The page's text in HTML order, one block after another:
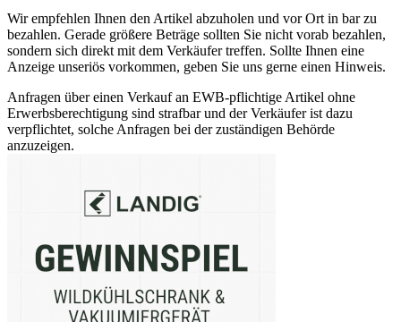
Wir empfehlen Ihnen den Artikel abzuholen und vor Ort in bar zu
bezahlen. Gerade größere Beträge sollten Sie nicht vorab bezahlen,
sondern sich direkt mit dem Verkäufer treffen. Sollte Ihnen eine
Anzeige unseriös vorkommen, geben Sie uns gerne einen Hinweis.
Anfragen über einen Verkauf an EWB-pflichtige Artikel ohne
Erwerbsberechtigung sind strafbar und der Verkäufer ist dazu
verpflichtet, solche Anfragen bei der zuständigen Behörde
anzuzeigen.